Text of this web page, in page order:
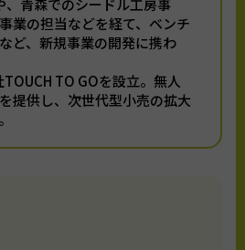
、青森でのシードル工房事
業の担当などを経て、ベンチ
ど、新規事業の開発に携わ
TO GOを設立。無人
提供し、次世代型小売の拡大